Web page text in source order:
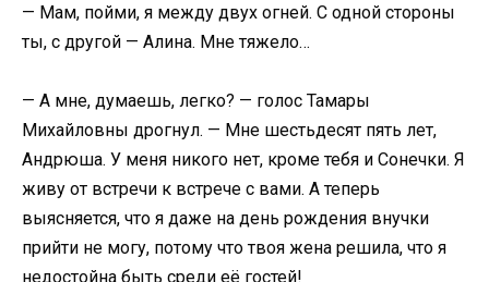
— Мам, пойми, я между двух огней. С одной стороны
ты, с другой — Алина. Мне тяжело…
— А мне, думаешь, легко? — голос Тамары
Михайловны дрогнул. — Мне шестьдесят пять лет,
Андрюша. У меня никого нет, кроме тебя и Сонечки. Я
живу от встречи к встрече с вами. А теперь
выясняется, что я даже на день рождения внучки
прийти не могу, потому что твоя жена решила, что я
недостойна быть среди её гостей!